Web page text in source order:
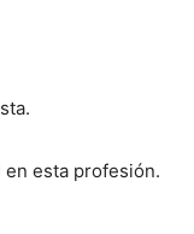
esta profesión.